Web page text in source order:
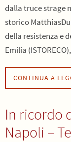
dalla truce strage
storico
della resistenza e
Emilia
CONTINUA A
In ricordo
Napoli –